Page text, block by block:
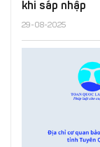
khi sáp nhập
29-08-2025